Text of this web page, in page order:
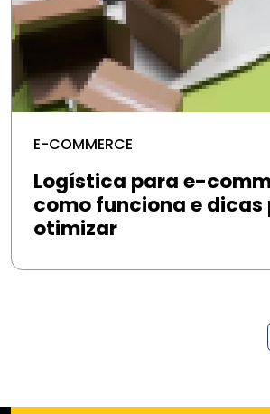
E-COMMERCE
Logística para e-
como funciona e dicas
otimizar